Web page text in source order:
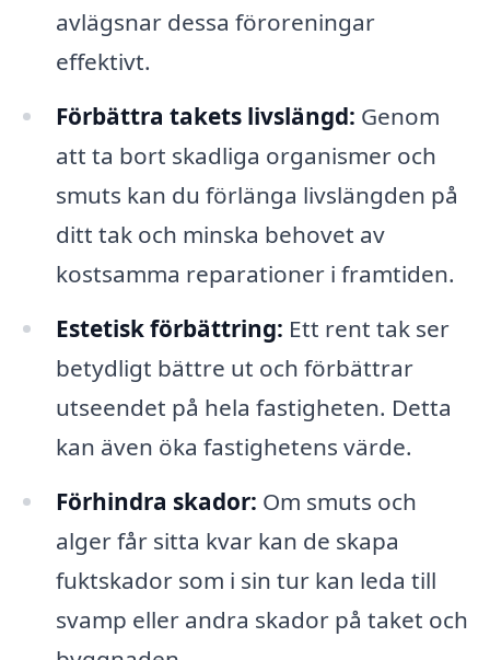
avlägsnar dessa föroreningar
effektivt.
Förbättra takets livslängd: Genom
att ta bort skadliga organismer och
smuts kan du förlänga livslängden på
ditt tak och minska behovet av
kostsamma reparationer i framtiden.
Estetisk förbättring: Ett rent tak ser
betydligt bättre ut och förbättrar
utseendet på hela fastigheten. Detta
kan även öka fastighetens värde.
Förhindra skador: Om smuts och
alger får sitta kvar kan de skapa
fuktskador som i sin tur kan leda till
svamp eller andra skador på taket och